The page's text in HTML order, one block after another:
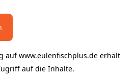
auf www.eulenfischplus.de erhält
auf die Inhalte.